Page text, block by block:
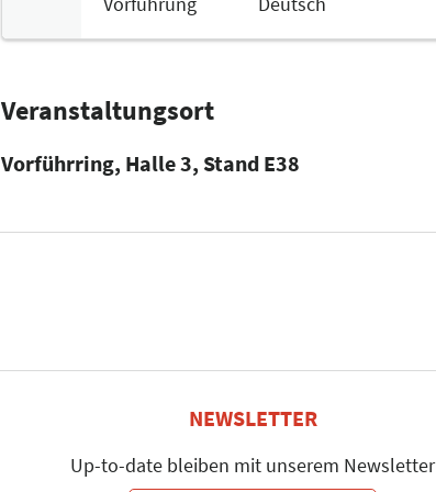
Veranstaltungsort
Vorführring, Halle 3, Stand E38
NEWSLETTER
Up-to-date bleiben mit unserem Newsletter